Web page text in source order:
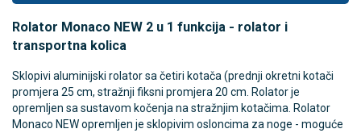
Rolator Monaco NEW 2 u 1 funkcija - rolator i
transportna kolica
Sklopivi aluminijski rolator sa četiri kotača (prednji okretni kotači
promjera 25 cm, stražnji fiksni promjera 20 cm. Rolator je
opremljen sa sustavom kočenja na stražnjim kotačima. Rolator
Monaco NEW opremljen je sklopivim osloncima za noge - moguće